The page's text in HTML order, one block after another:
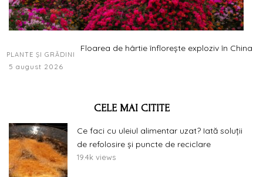
PLANTE ȘI GRĂDINI
Floarea de hârtie înflorește exploziv în China
5 august 2026
CELE MAI CITITE
Ce faci cu uleiul alimentar uzat? Iată soluții
de refolosire și puncte de reciclare
19.4k views